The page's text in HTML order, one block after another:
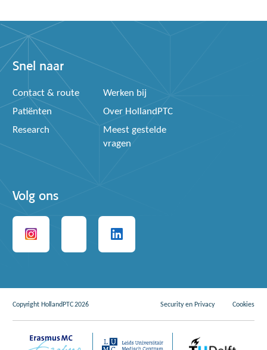
Snel naar
Contact & route
Werken bij
Patiënten
Over HollandPTC
Research
Meest gestelde
vragen
Volg ons
Copyright HollandPTC 2026 Security en Privacy Cookies